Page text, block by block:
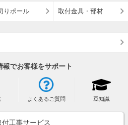
りポール 取付金具・部材
報でお客様をサポート
よくあるご質問 豆知識
付工事サービス